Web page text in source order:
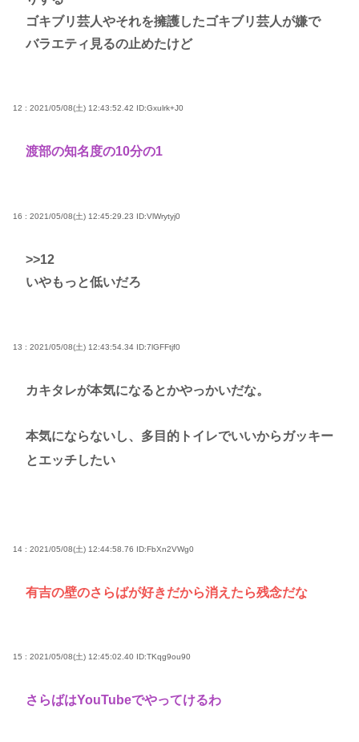
ゴキブリ芸人やそれを擁護したゴキブリ芸人が嫌で
バラエティ見るの止めたけど
12 : 2021/05/08(土) 12:43:52.42 ID:Gxulrk+J0
渡部の知名度の10分の1
16 : 2021/05/08(土) 12:45:29.23 ID:VlWrytyj0
>>12
いやもっと低いだろ
13 : 2021/05/08(土) 12:43:54.34 ID:7lGFFtjf0
カキタレが本気になるとかやっかいだな。
本気にならないし、多目的トイレでいいからガッキー
とエッチしたい
14 : 2021/05/08(土) 12:44:58.76 ID:FbXn2VWg0
有吉の壁のさらばが好きだから消えたら残念だな
15 : 2021/05/08(土) 12:45:02.40 ID:TKqg9ou90
さらばはYouTubeでやってけるわ